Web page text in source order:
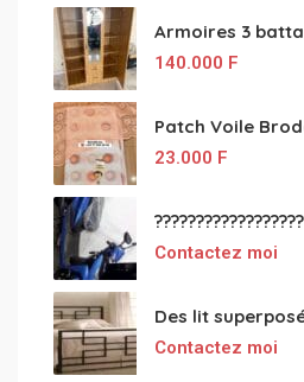
140.000 F
23.000 F
Contactez moi
Contactez moi